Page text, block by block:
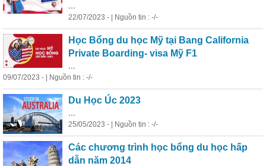
22/07/2023 - | Nguồn tin : -/-
Học Bổng du học Mỹ tại Bang California
Private Boarding- visa Mỹ F1
09/07/2023 - | Nguồn tin : -/-
Du Học Úc 2023
25/05/2023 - | Nguồn tin : -/-
Các chương trình học bổng du học hấp
dẫn năm 2014